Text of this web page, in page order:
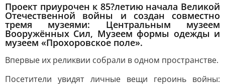
Проект приурочен к 85?летию начала Великой
Отечественной войны и создан совместно
тремя музеями: Центральным музеем
Вооружённых Сил, Музеем формы одежды и
музеем «Прохоровское поле».
Впервые их реликвии собрали в одном пространстве.
Посетители увидят личные вещи героинь войны: